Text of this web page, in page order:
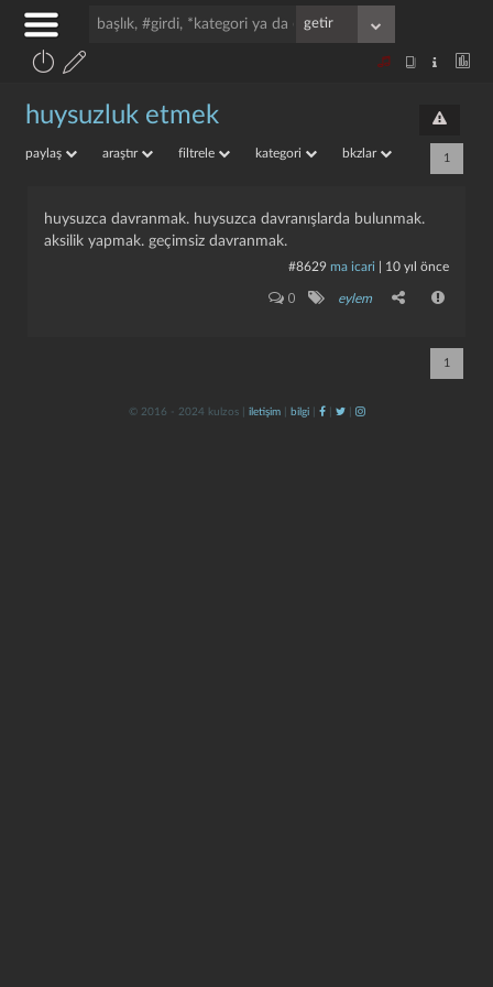
huysuzluk etmek
paylaş araştır filtrele kategori bkzlar 1
huysuzca davranmak. huysuzca davranışlarda bulunmak.
aksilik yapmak. geçimsiz davranmak.
#8629 ma icari 10 yıl önce
0 eylem
1
© 2016 - 2024 kulzos | iletişim| bilgi| | |